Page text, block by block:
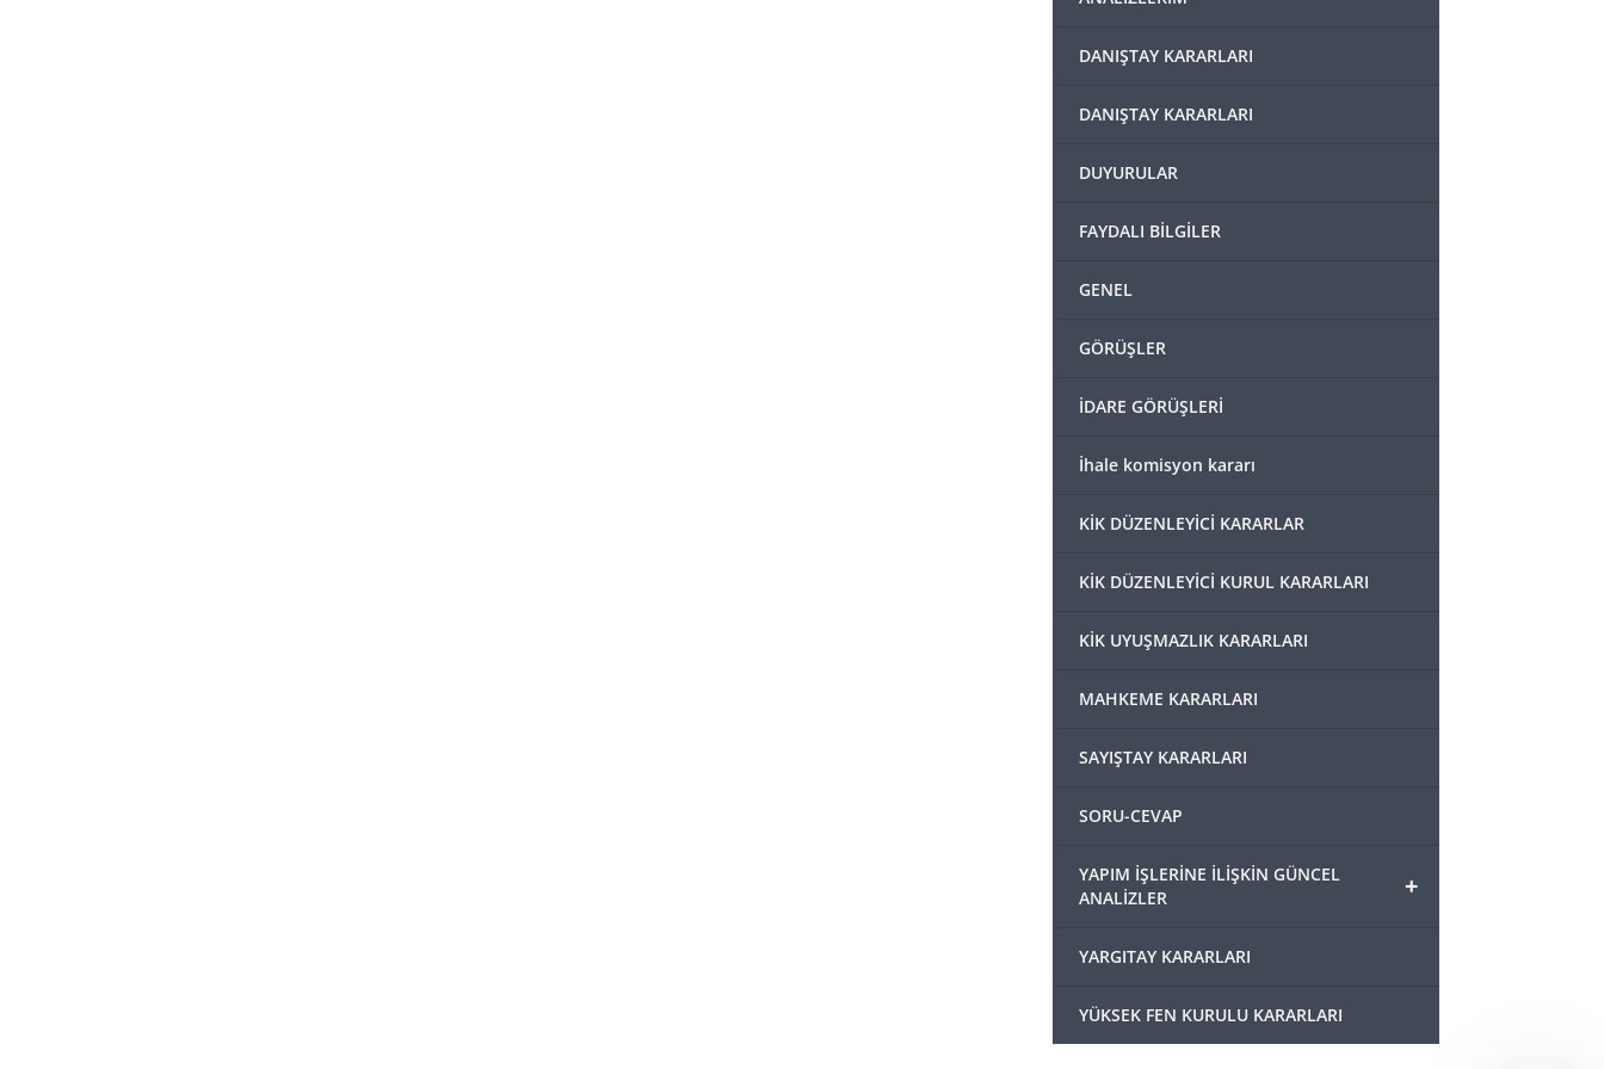
DANIŞTAY KARARLARI
DANIŞTAY KARARLARI
DUYURULAR
FAYDALI BİLGİLER
GENEL
GÖRÜŞLER
İDARE GÖRÜŞLERİ
İhale komisyon kararı
KİK DÜZENLEYİCİ KARARLAR
KİK DÜZENLEYİCİ KURUL KARARLARI
KİK UYUŞMAZLIK KARARLARI
MAHKEME KARARLARI
SAYIŞTAY KARARLARI
SORU-CEVAP
+
YAPIM İŞLERİNE İLİŞKİN GÜNCEL
ANALİZLER
YARGITAY KARARLARI
YÜKSEK FEN KURULU KARARLARI